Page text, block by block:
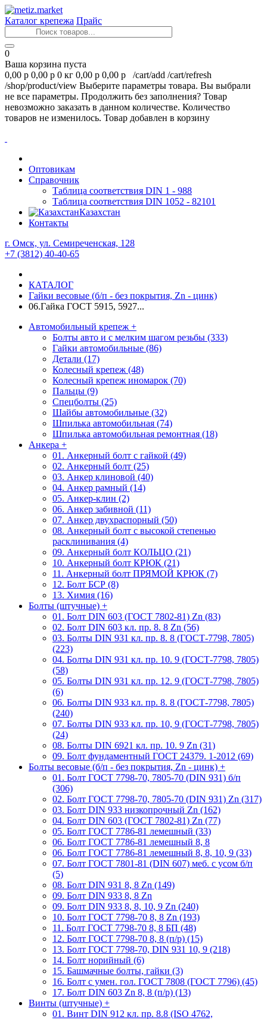
Каталог крепежа Прайс
0
Ваша корзина пуста
0,00 р 0,00 р 0 кг 0,00 р 0,00 р /cart/add /cart/refresh
/shop/product/view Выберите параметры товара. Вы выбрали
не все параметры. Продолжить без заполнения? Товар
невозможно заказать в данном количестве. Количество
товаров не изменилось. Товар добавлен в корзину
Оптовикам
Справочник
Таблица соответствия DIN 1 - 988
Таблица соответствия DIN 1052 - 82101
Казахстан
Контакты
г. Омск, ул. Семиреченская, 128
+7 (3812) 40-40-65
КАТАЛОГ
Гайки весовые (б/п - без покрытия, Zn - цинк)
06.Гайка ГОСТ 5915, 5927...
Автомобильный крепеж +
Болты авто и с мелким шагом резьбы (333)
Гайки автомобильные (86)
Детали (17)
Колесный крепеж (48)
Колесный крепеж иномарок (70)
Пальцы (9)
Спецболты (25)
Шайбы автомобильные (32)
Шпилька автомобильная (74)
Шпилька автомобильная ремонтная (18)
Анкера +
01. Анкерный болт с гайкой (49)
02. Анкерный болт (25)
03. Анкер клиновой (40)
04. Анкер рамный (14)
05. Анкер-клин (2)
06. Анкер забивной (11)
07. Анкер двухраспорный (50)
08. Анкерный болт с высокой степенью
расклинивания (4)
09. Анкерный болт КОЛЬЦО (21)
10. Анкерный болт КРЮК (21)
11. Анкерный болт ПРЯМОЙ КРЮК (7)
12. Болт БСР (8)
13. Химия (16)
Болты (штучные) +
01. Болт DIN 603 (ГОСТ 7802-81) Zn (83)
02. Болт DIN 603 кл. пр. 8. 8 Zn (56)
03. Болты DIN 931 кл. пр. 8. 8 (ГОСТ-7798, 7805)
(223)
04. Болты DIN 931 кл. пр. 10. 9 (ГОСТ-7798, 7805)
(58)
05. Болты DIN 931 кл. пр. 12. 9 (ГОСТ-7798, 7805)
(6)
06. Болты DIN 933 кл. пр. 8. 8 (ГОСТ-7798, 7805)
(240)
07. Болты DIN 933 кл. пр. 10, 9 (ГОСТ-7798, 7805)
(24)
08. Болты DIN 6921 кл. пр. 10. 9 Zn (31)
09. Болт фундаментный ГОСТ 24379. 1-2012 (69)
Болты весовые (б/п - без покрытия, Zn - цинк) +
01. Болт ГОСТ 7798-70, 7805-70 (DIN 931) б/п
(306)
02. Болт ГОСТ 7798-70, 7805-70 (DIN 931) Zn (317)
03. Болт DIN 933 низкопрочный Zn (162)
04. Болт DIN 603 (ГОСТ 7802-81) Zn (77)
05. Болт ГОСТ 7786-81 лемешный (33)
06. Болт ГОСТ 7786-81 лемешный 8, 8
06. Болт ГОСТ 7786-81 лемешный 8, 8, 10, 9 (33)
07. Болт ГОСТ 7801-81 (DIN 607) меб. с усом б/п
(5)
08. Болт DIN 931 8, 8 Zn (149)
09. Болт DIN 933 8, 8 Zn
09. Болт DIN 933 8, 8, 10, 9 Zn (240)
10. Болт ГОСТ 7798-70 8, 8 Zn (193)
11. Болт ГОСТ 7798-70 8, 8 БП (48)
12. Болт ГОСТ 7798-70 8, 8 (п/р) (15)
13. Болт ГОСТ 7798-70, DIN 931 10, 9 (218)
14. Болт норийный (6)
15. Башмачные болты, гайки (3)
16. Болт с умен. гол. ГОСТ 7808 (ГОСТ 7796) (45)
17. Болт DIN 603 Zn 8, 8 (п/р) (13)
Винты (штучные) +
01. Винт DIN 912 кл. пр. 8.8 (ISO 4762,